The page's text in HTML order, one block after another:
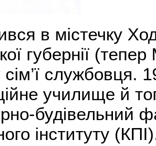
в містечку
губернії
службовця.
училище й
будівельний
інституту